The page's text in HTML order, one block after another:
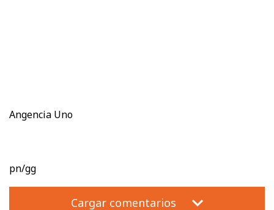
Angencia Uno
pn/gg
Cargar comentarios